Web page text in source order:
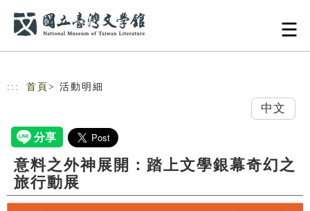
::: 首頁 > 活動明細
中文
意料之外神展開：踏上文學銀幕奇幻之
旅行動展